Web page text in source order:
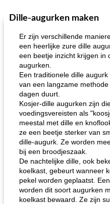
Dille-augurken maken
Er zijn verschillende
een heerlijke zure dille
een beetje inzicht krijgen in
augurken.
Een traditionele dille
van een langzame
dagen duurt.
Kosjer-dille augurken zijn
voedingsvereisten als
meestal met dille en
ze een beetje sterker van
dille-augurk. Ze worden
bij een broodjeszaak.
De nachtelijke dille, ook
koelkast, gebeurt wanneer
pekel worden geplaatst.
worden dit soort augurken
koelkast bewaard. Ze zijn